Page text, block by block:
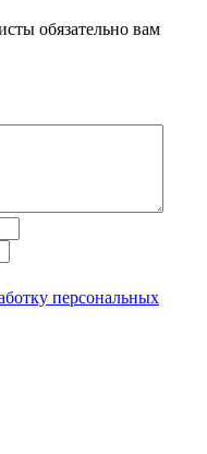
обязательно вам
персональных